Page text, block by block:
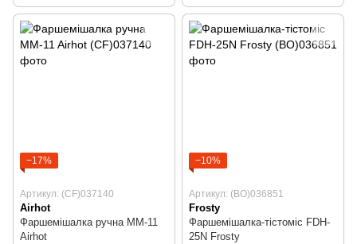
−17%
Артикул: (CF)037140
Airhot
Фаршемішалка ручна MM-11
Airhot
−10%
Артикул: (BO)036851
Frosty
Фаршемішалка-тістоміс FDH-
25N Frosty